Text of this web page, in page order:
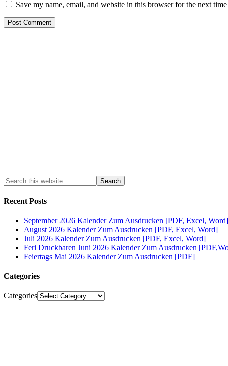
Save my name, email, and website in this browser for the next
Recent Posts
September 2026 Kalender Zum Ausdrucken [PDF, Excel, Word]
August 2026 Kalender Zum Ausdrucken [PDF, Excel, Word]
Juli 2026 Kalender Zum Ausdrucken [PDF, Excel, Word]
Feri Druckbaren Juni 2026 Kalender Zum Ausdrucken
Feiertags Mai 2026 Kalender Zum Ausdrucken [PDF]
Categories
Categories